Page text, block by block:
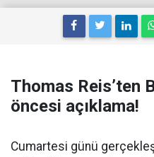
Thomas Reis’ten
öncesi açıklama!
Cumartesi günü